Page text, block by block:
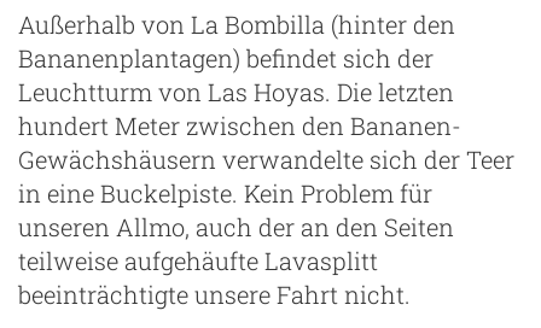
Außerhalb von La Bombilla (hinter den
Bananenplantagen) befindet sich der
Leuchtturm von Las Hoyas. Die letzten
hundert Meter zwischen den Bananen-
Gewächshäusern verwandelte sich der Teer
in eine Buckelpiste. Kein Problem für
unseren Allmo, auch der an den Seiten
teilweise aufgehäufte Lavasplitt
beeinträchtigte unsere Fahrt nicht.